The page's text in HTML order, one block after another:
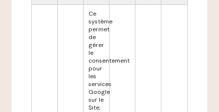
Ce
système
permet
de
gérer
le
consentement
pour
les
services
Google
sur le
Site,